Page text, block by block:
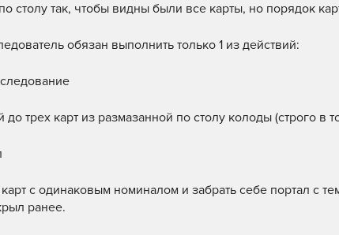
столу так, чтобы видны были все карты, но порядок
обязан выполнить только 1 из действий:
до трех карт из размазанной по столу колоды (строго в
с одинаковым номиналом и забрать себе портал с
ранее.